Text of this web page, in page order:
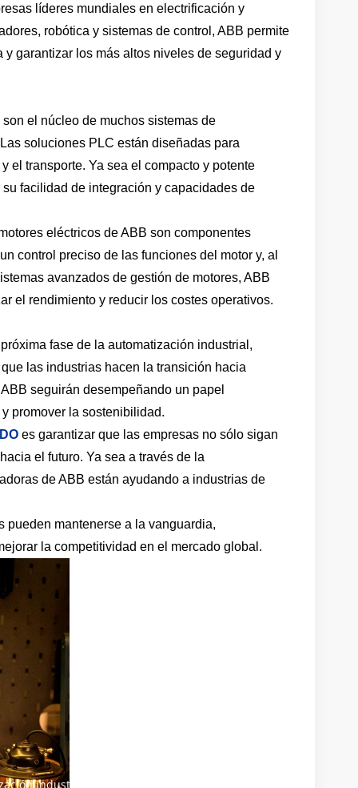
industrial
líderes mundiales en electrificación y
robótica y sistemas de control, ABB permite
garantizar los más altos niveles de seguridad y
el núcleo de muchos sistemas de
soluciones PLC están diseñadas para
el transporte. Ya sea el compacto y potente
facilidad de integración y capacidades de
eléctricos de ABB son componentes
control preciso de las funciones del motor y, al
avanzados de gestión de motores, ABB
el rendimiento y reducir los costes operativos.
fase de la automatización industrial,
las industrias hacen la transición hacia
seguirán desempeñando un papel
promover la sostenibilidad.
es garantizar que las empresas no sólo sigan
el futuro. Ya sea a través de la
de ABB están ayudando a industrias de
mantenerse a la vanguardia,
la competitividad en el mercado global.